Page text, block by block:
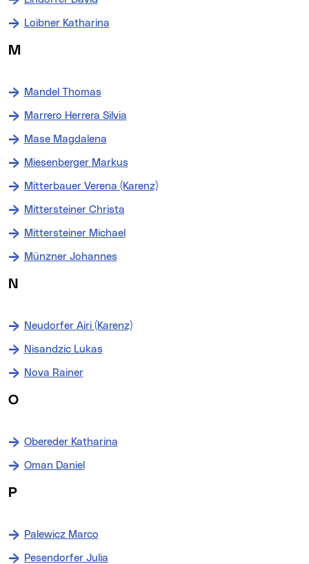
Loibner Katharina
M
Mandel Thomas
Marrero Herrera Silvia
Mase Magdalena
Miesenberger Markus
Mitterbauer Verena (Karenz)
Mittersteiner Christa
Mittersteiner Michael
Münzner Johannes
N
Neudorfer Airi (Karenz)
Nisandzic Lukas
Nova Rainer
O
Obereder Katharina
Oman Daniel
P
Palewicz Marco
Pesendorfer Julia